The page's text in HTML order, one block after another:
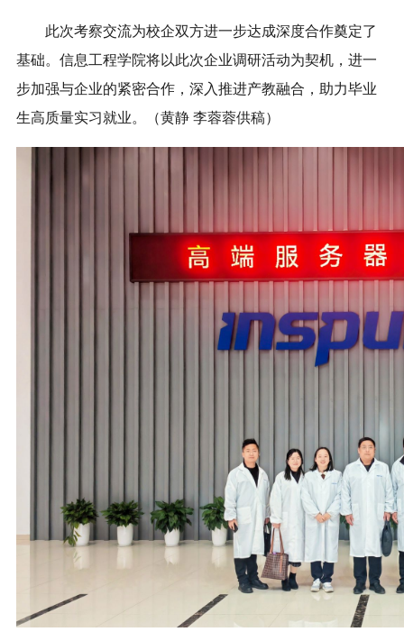
此次考察交流为校企双方进一步达成深度合作奠定了
基础。信息工程学院将以此次企业调研活动为契机，进一
步加强与企业的紧密合作，深入推进产教融合，助力毕业
生高质量实习就业。（黄静 李蓉蓉供稿）